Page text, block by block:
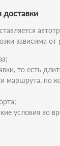
доставки
зависима от
то есть
маршрута, по
условия во